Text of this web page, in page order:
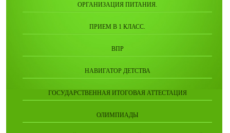
ОРГАНИЗАЦИЯ ПИТАНИЯ.
ПРИЕМ В 1 КЛАСС.
ВПР
НАВИГАТОР ДЕТСТВА
ГОСУДАРСТВЕННАЯ ИТОГОВАЯ АТТЕСТАЦИЯ
ОЛИМПИАДЫ